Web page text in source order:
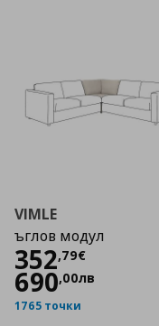
VIMLE
ъглов модул
352,79€
Цена
690,00лв
1765 точки